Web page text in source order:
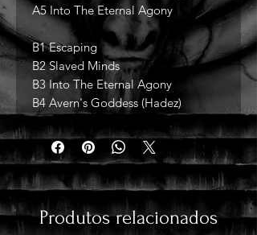
A5 Into The Eternal Agony
B1 Escaping
B2 Slaved Minds
B3 Into The Eternal Agony
B4 Avern's Goddess (Hadez)
Produtos relacionados